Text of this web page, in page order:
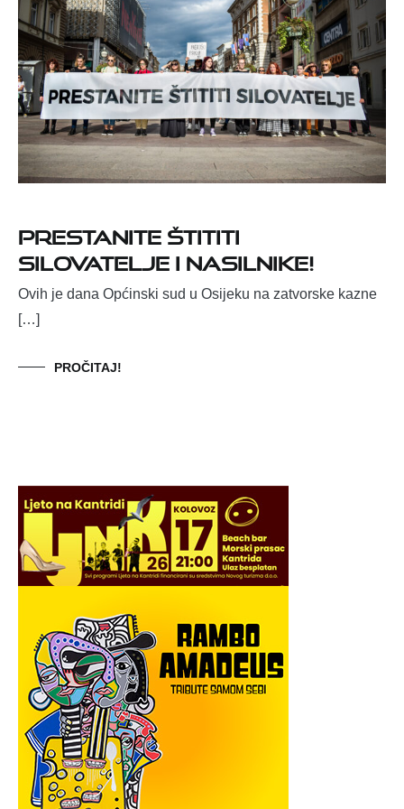
PRESTANITE ŠTITITI
SILOVATELJE I NASILNIKE!
Ovih je dana Općinski sud u Osijeku na zatvorske kazne
[…]
PROČITAJ!